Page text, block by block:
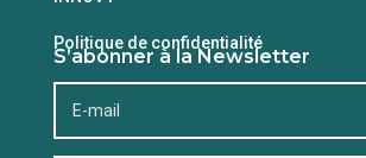
Politique de confidentialité
S’abonner à la Newsletter